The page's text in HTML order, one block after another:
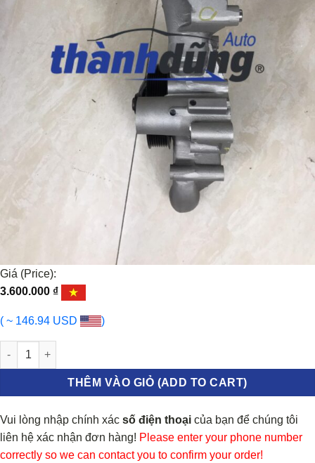
Giá (Price):
3.600.000 ₫
( ~ 146.94 USD )
BƠM NƯỚC HYUNDAI HD270 số lượng
THÊM VÀO GIỎ (ADD TO CART)
Vui lòng nhập chính xác số điện thoại của bạn để chúng tôi
liên hệ xác nhận đơn hàng! Please enter your phone number
correctly so we can contact you to confirm your order!